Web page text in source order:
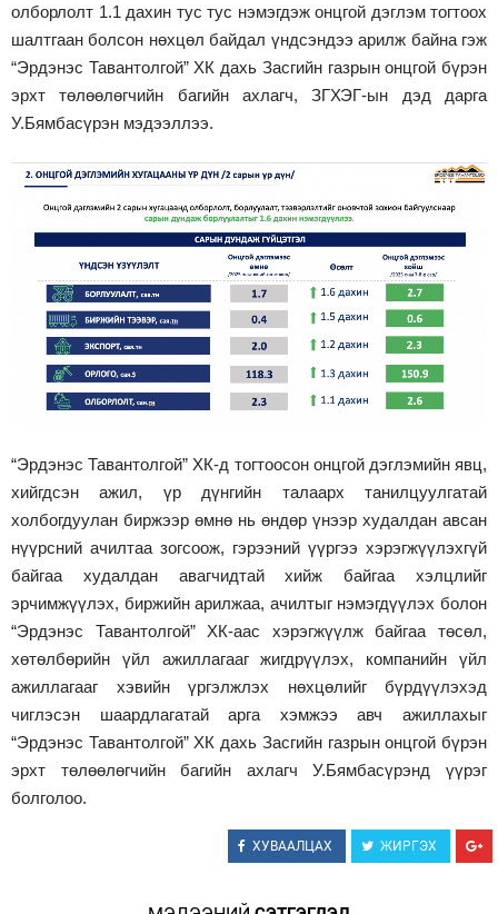
олборлолт 1.1 дахин тус тус нэмэгдэж онцгой дэглэм тогтоох
шалтгаан болсон нөхцөл байдал үндсэндээ арилж байна гэж
“Эрдэнэс Тавантолгой” ХК дахь Засгийн газрын онцгой бүрэн
эрхт төлөөлөгчийн багийн ахлагч, ЗГХЭГ-ын дэд дарга
У.Бямбасүрэн мэдээллээ.
“Эрдэнэс Тавантолгой” ХК-д тогтоосон онцгой дэглэмийн явц,
хийгдсэн ажил, үр дүнгийн талаарх танилцуулгатай
холбогдуулан биржээр өмнө нь өндөр үнээр худалдан авсан
нүүрсний ачилтаа зогсоож, гэрээний үүргээ хэрэгжүүлэхгүй
байгаа худалдан авагчидтай хийж байгаа хэлцлийг
эрчимжүүлэх, биржийн арилжаа, ачилтыг нэмэгдүүлэх болон
“Эрдэнэс Тавантолгой” ХК-аас хэрэгжүүлж байгаа төсөл,
хөтөлбөрийн үйл ажиллагааг жигдрүүлэх, компанийн үйл
ажиллагааг хэвийн үргэлжлэх нөхцөлийг бүрдүүлэхэд
чиглэсэн шаардлагатай арга хэмжээ авч ажиллахыг
“Эрдэнэс Тавантолгой” ХК дахь Засгийн газрын онцгой бүрэн
эрхт төлөөлөгчийн багийн ахлагч У.Бямбасүрэнд үүрэг
болголоо.
ХУВААЛЦАХ ЖИРГЭХ